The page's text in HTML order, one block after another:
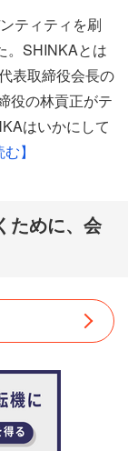
ティティを刷
。SHINKAとは
表取締役会長の
役の林貢正がテ
はいかにして
】
ために、会
ス、システム開
4つの事業を展
。大学卒業後、